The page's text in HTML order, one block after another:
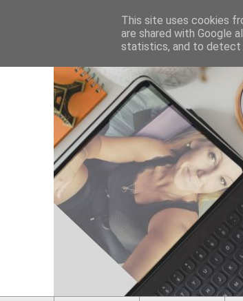
This site uses cookies
are shared with Google
statistics, and to detect